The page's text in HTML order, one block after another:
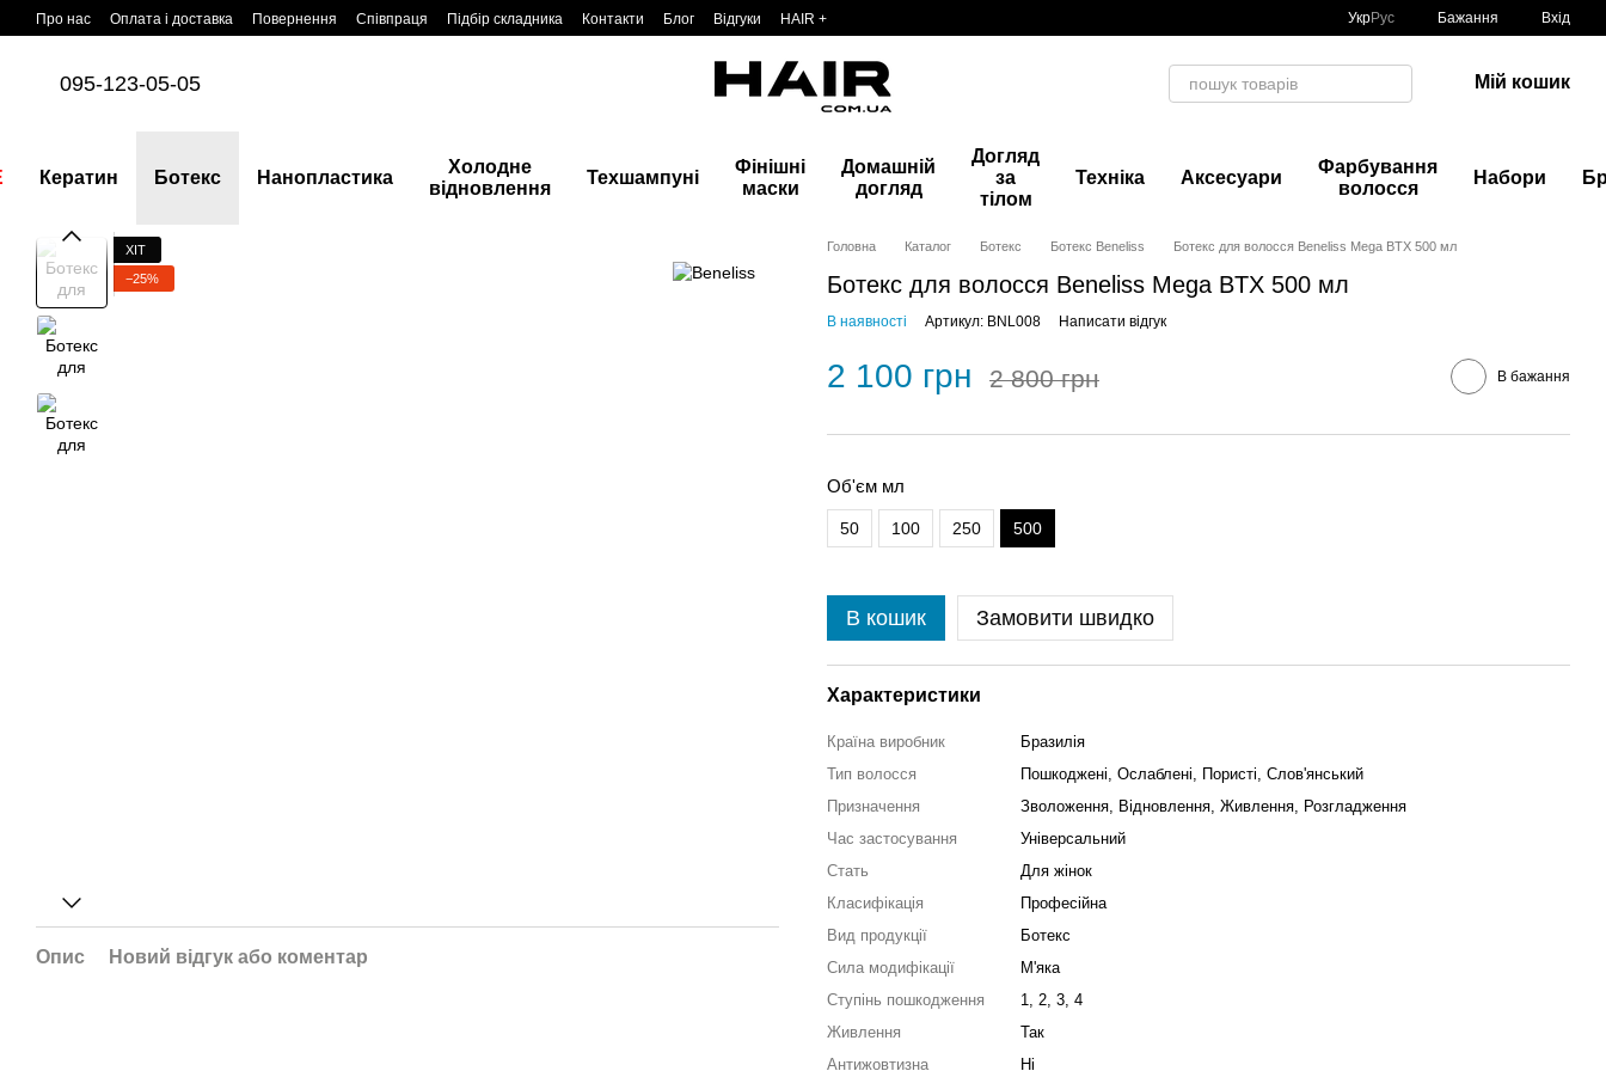
Перейти до основного контенту
Про нас Оплата і доставка Повернення Співпраця Підбір складника Контакти Блог Відгуки HAIR + УкрРус Бажання Вхід
095-123-05-05 Мій кошик
Кератин Ботекс Нанопластика
Холодне
відновлення
Техшампуні
Фінішні
маски
Домашній
догляд
Догляд
за
тілом
Техніка Аксесуари
Фарбування
волосся
Набори
ХІТ
−25%
Опис Новий відгук або коментар
Головна Каталог Ботекс Ботекс Beneliss Ботекс для волосся Beneliss Mega BTX 500 мл
Ботекс для волосся Beneliss Mega BTX 500 мл
В наявності Артикул: BNL008 Написати відгук
2 100 грн 2 800 грн В бажання
Об'єм мл
50 100 250 500
В кошик Замовити швидко
Характеристики
Країна виробник
Бразилія
Тип волосся
Пошкоджені, Ослаблені, Пористі, Слов'янський
Призначення
Зволоження, Відновлення, Живлення, Розгладження
Час застосування
Універсальний
Стать
Для жінок
Класифікація
Професійна
Вид продукції
Ботекс
Сила модифікації
М'яка
Ступінь пошкодження
1, 2, 3, 4
Живлення
Так
Антижовтизна
Ні